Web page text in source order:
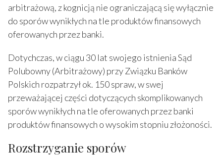
arbitrażową, z kognicją nie ograniczającą się wyłącznie
do sporów wynikłych na tle produktów finansowych
oferowanych przez banki.
Dotychczas, w ciągu 30 lat swojego istnienia Sąd
Polubowny (Arbitrażowy) przy Związku Banków
Polskich rozpatrzył ok. 150 spraw, w swej
przeważającej części dotyczących skomplikowanych
sporów wynikłych na tle oferowanych przez banki
produktów finansowych o wysokim stopniu złożoności.
Rozstrzyganie sporów